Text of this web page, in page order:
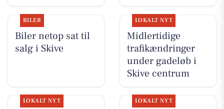
BILER
Biler netop sat til
salg i Skive
LOKALT NYT
Midlertidige
trafikændringer
under gadeløb i
Skive centrum
LOKALT NYT LOKALT NYT